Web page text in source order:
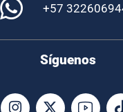
+57
Síguenos